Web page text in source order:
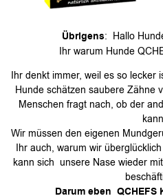
Übrigens: Hallo
Ihr warum Hunde
Ihr denkt immer, weil es so lecker
Hunde schätzen saubere Zähne
Menschen fragt nach, ob der
Wir müssen den eigenen
Ihr auch, warum wir
kann sich unsere Nase wieder
Darum eben